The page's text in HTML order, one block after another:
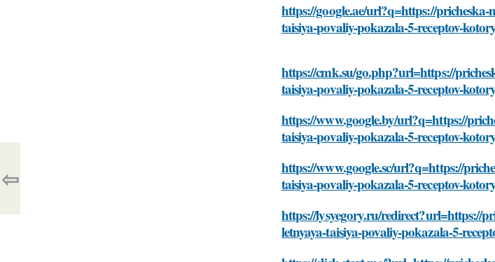
https://google.ae/url?q=https://
taisiya-povaliy-pokazala-5-receptov-
https://cmk.su/go.php?url=https://
taisiya-povaliy-pokazala-5-receptov-
https://www.google.by/url?q=https://
taisiya-povaliy-pokazala-5-receptov-
https://www.google.sc/url?q=https://
taisiya-povaliy-pokazala-5-receptov-
https://lysyegory.ru/redirect?url=https://
letnyaya-taisiya-povaliy-pokazala-5-
⇦